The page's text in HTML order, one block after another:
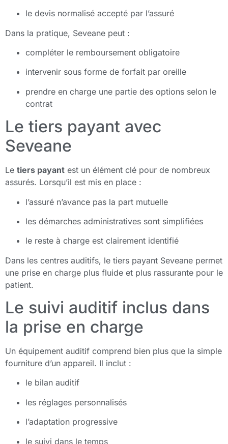
le devis normalisé accepté par l’assuré
Dans la pratique, Seveane peut :
compléter le remboursement obligatoire
intervenir sous forme de forfait par oreille
prendre en charge une partie des options selon le
contrat
Le tiers payant avec
Seveane
Le tiers payant est un élément clé pour de nombreux
assurés. Lorsqu’il est mis en place :
l’assuré n’avance pas la part mutuelle
les démarches administratives sont simplifiées
le reste à charge est clairement identifié
Dans les centres auditifs, le tiers payant Seveane permet
une prise en charge plus fluide et plus rassurante pour le
patient.
Le suivi auditif inclus dans
la prise en charge
Un équipement auditif comprend bien plus que la simple
fourniture d’un appareil. Il inclut :
le bilan auditif
les réglages personnalisés
l’adaptation progressive
le suivi dans le temps